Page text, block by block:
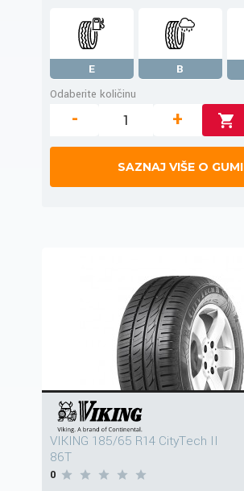
E B
Odaberite količinu
- +
SAZNAJ VIŠE O GUMI
VIKING 185/65 R14 CityTech II
86T
0